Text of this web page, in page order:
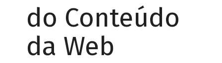
do Conteúdo
da Web